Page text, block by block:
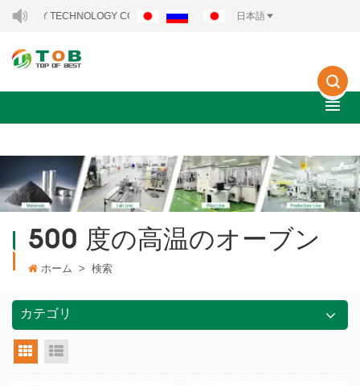
TECHNOLOGY CO., LTD.. 日本語
500 度の高温のオーブン
ホーム > 検索
カテゴリ
グリッドビュー